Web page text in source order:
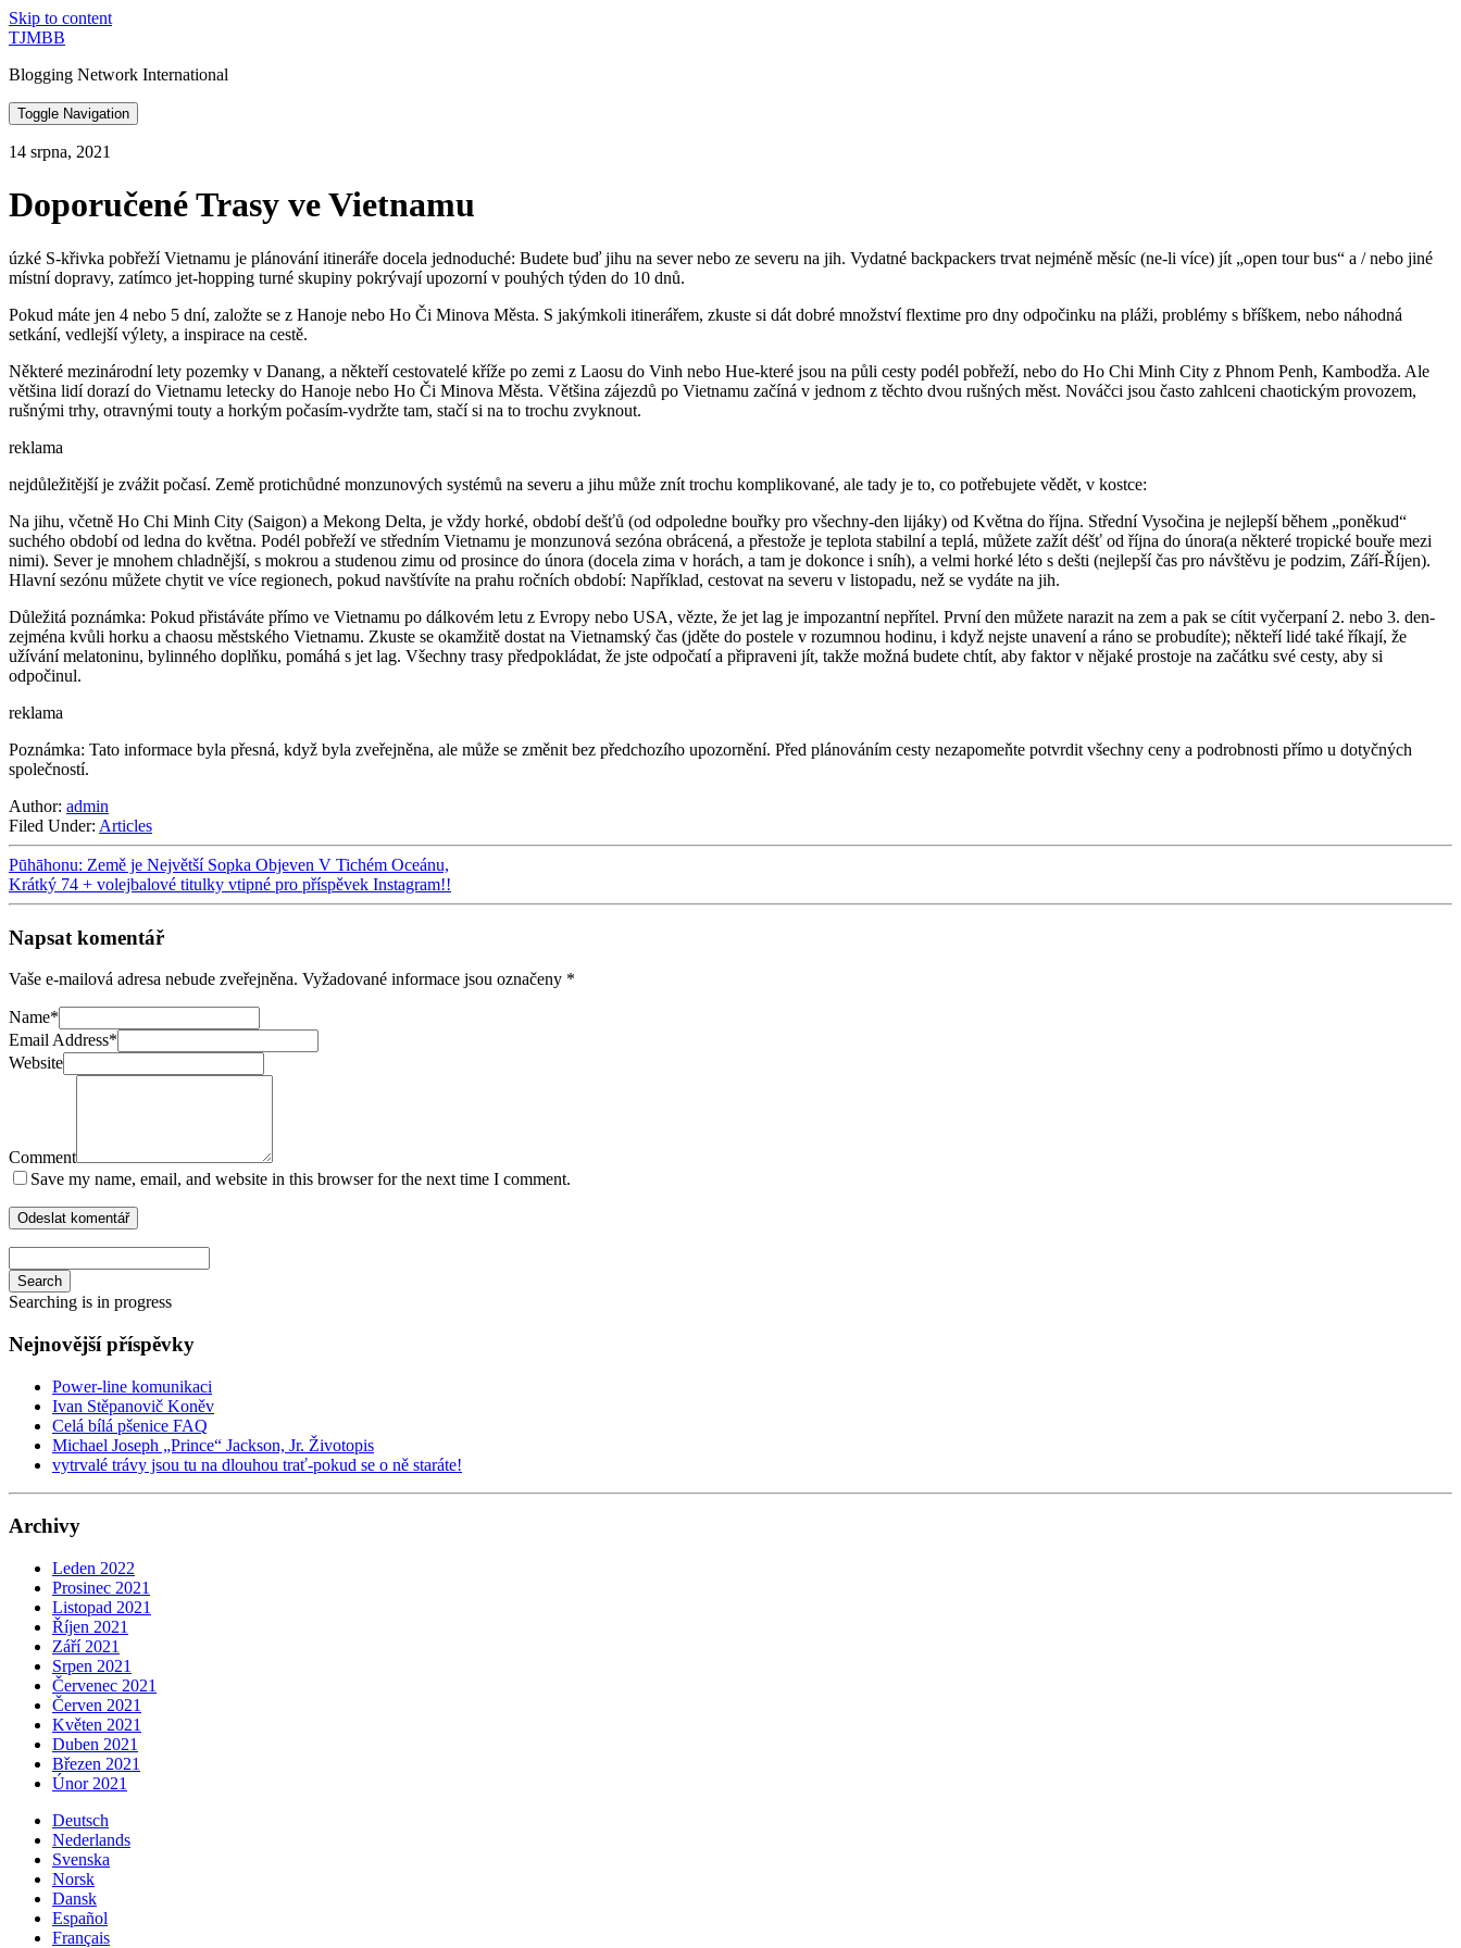
Skip to content
TJMBB
Blogging Network International
Toggle Navigation
14 srpna, 2021
Doporučené Trasy ve Vietnamu
úzké S-křivka pobřeží Vietnamu je plánování itineráře docela jednoduché: Budete buď jihu na sever nebo ze severu na jih. Vydatné backpackers trvat nejméně měsíc (ne-li více) jít „open tour bus“ a / nebo jiné
místní dopravy, zatímco jet-hopping turné skupiny pokrývají upozorní v pouhých týden do 10 dnů.
Pokud máte jen 4 nebo 5 dní, založte se z Hanoje nebo Ho Či Minova Města. S jakýmkoli itinerářem, zkuste si dát dobré množství flextime pro dny odpočinku na pláži, problémy s bříškem, nebo náhodná
setkání, vedlejší výlety, a inspirace na cestě.
Některé mezinárodní lety pozemky v Danang, a někteří cestovatelé kříže po zemi z Laosu do Vinh nebo Hue-které jsou na půli cesty podél pobřeží, nebo do Ho Chi Minh City z Phnom Penh, Kambodža. Ale
většina lidí dorazí do Vietnamu letecky do Hanoje nebo Ho Či Minova Města. Většina zájezdů po Vietnamu začíná v jednom z těchto dvou rušných měst. Nováčci jsou často zahlceni chaotickým provozem,
rušnými trhy, otravnými touty a horkým počasím-vydržte tam, stačí si na to trochu zvyknout.
reklama
nejdůležitější je zvážit počasí. Země protichůdné monzunových systémů na severu a jihu může znít trochu komplikované, ale tady je to, co potřebujete vědět, v kostce:
Na jihu, včetně Ho Chi Minh City (Saigon) a Mekong Delta, je vždy horké, období dešťů (od odpoledne bouřky pro všechny-den lijáky) od Května do října. Střední Vysočina je nejlepší během „poněkud“
suchého období od ledna do května. Podél pobřeží ve středním Vietnamu je monzunová sezóna obrácená, a přestože je teplota stabilní a teplá, můžete zažít déšť od října do února(a některé tropické bouře mezi
nimi). Sever je mnohem chladnější, s mokrou a studenou zimu od prosince do února (docela zima v horách, a tam je dokonce i sníh), a velmi horké léto s dešti (nejlepší čas pro návštěvu je podzim, Září-Říjen).
Hlavní sezónu můžete chytit ve více regionech, pokud navštívíte na prahu ročních období: Například, cestovat na severu v listopadu, než se vydáte na jih.
Důležitá poznámka: Pokud přistáváte přímo ve Vietnamu po dálkovém letu z Evropy nebo USA, vězte, že jet lag je impozantní nepřítel. První den můžete narazit na zem a pak se cítit vyčerpaní 2. nebo 3. den-
zejména kvůli horku a chaosu městského Vietnamu. Zkuste se okamžitě dostat na Vietnamský čas (jděte do postele v rozumnou hodinu, i když nejste unavení a ráno se probudíte); někteří lidé také říkají, že
užívání melatoninu, bylinného doplňku, pomáhá s jet lag. Všechny trasy předpokládat, že jste odpočatí a připraveni jít, takže možná budete chtít, aby faktor v nějaké prostoje na začátku své cesty, aby si
odpočinul.
reklama
Poznámka: Tato informace byla přesná, když byla zveřejněna, ale může se změnit bez předchozího upozornění. Před plánováním cesty nezapomeňte potvrdit všechny ceny a podrobnosti přímo u dotyčných
společností.
Author: admin
Filed Under: Articles
Pūhāhonu: Země je Největší Sopka Objeven V Tichém Oceánu,
Krátký 74 + volejbalové titulky vtipné pro příspěvek Instagram!!
Napsat komentář
Vaše e-mailová adresa nebude zveřejněna. Vyžadované informace jsou označeny *
Name*
Email Address*
Website
Comment
Save my name, email, and website in this browser for the next time I comment.
Search
Searching is in progress
Nejnovější příspěvky
Power-line komunikaci
Ivan Stěpanovič Koněv
Celá bílá pšenice FAQ
Michael Joseph „Prince“ Jackson, Jr. Životopis
vytrvalé trávy jsou tu na dlouhou trať-pokud se o ně staráte!
Archivy
Leden 2022
Prosinec 2021
Listopad 2021
Říjen 2021
Září 2021
Srpen 2021
Červenec 2021
Červen 2021
Květen 2021
Duben 2021
Březen 2021
Únor 2021
Deutsch
Nederlands
Svenska
Norsk
Dansk
Español
Français